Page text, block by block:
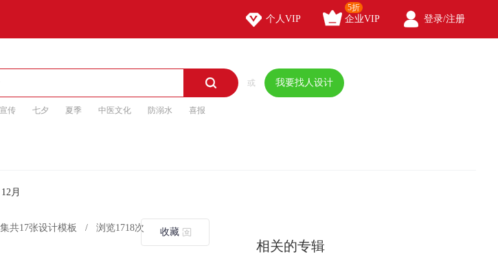
 个人VIP  企业VIP
5折
 登录/注册
 或 我要找人设计
传 七夕 夏季 中医文化 防溺水 喜报
12月
共17张设计模板 / 浏览1718次 收藏
相关的专辑